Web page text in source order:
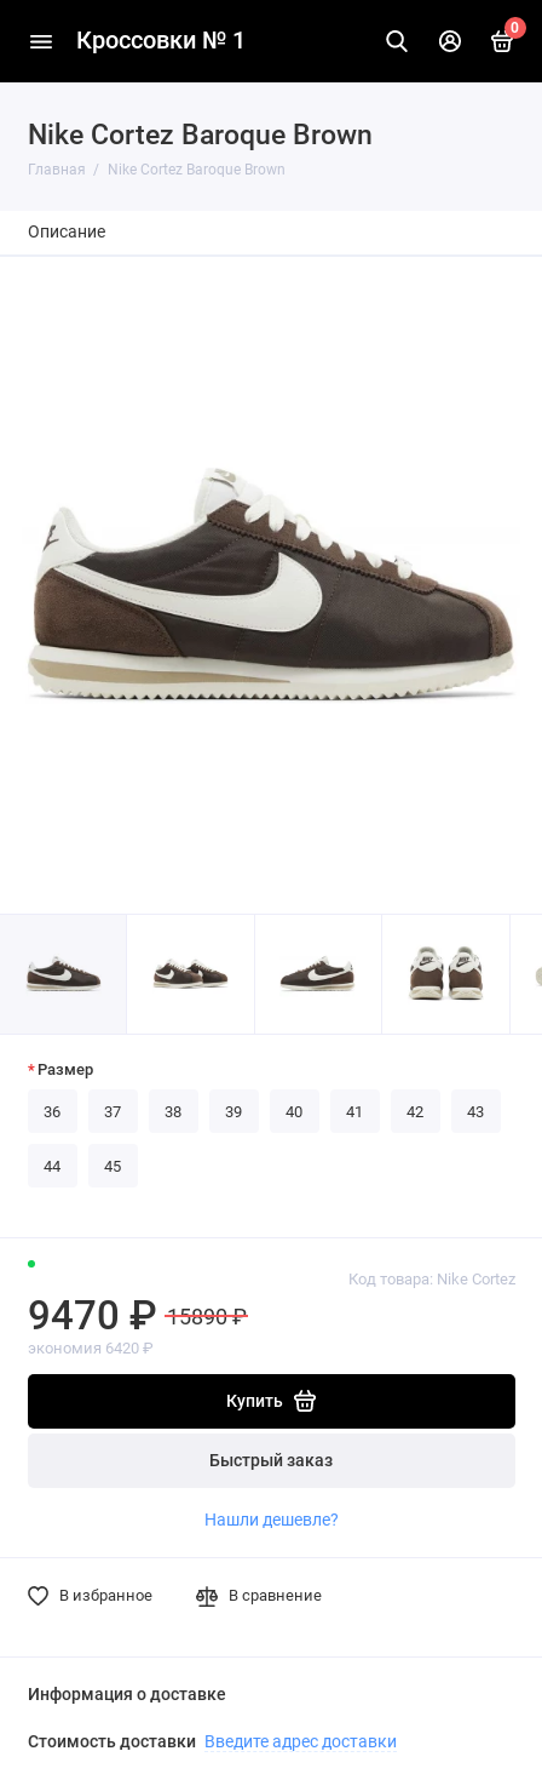
Кроссовки № 1 0
Nike Cortez Baroque Brown
Главная Nike Cortez Baroque Brown
Описание
Код товара: Nike Cortez
9470 ₽ 15890 ₽
экономия 6420 ₽
Купить
Быстрый заказ
Нашли дешевле?
В избранное В сравнение
Размер
36 37 38 39 40 41 42 43
44 45
Информация о доставке
Стоимость доставки Введите адрес доставки